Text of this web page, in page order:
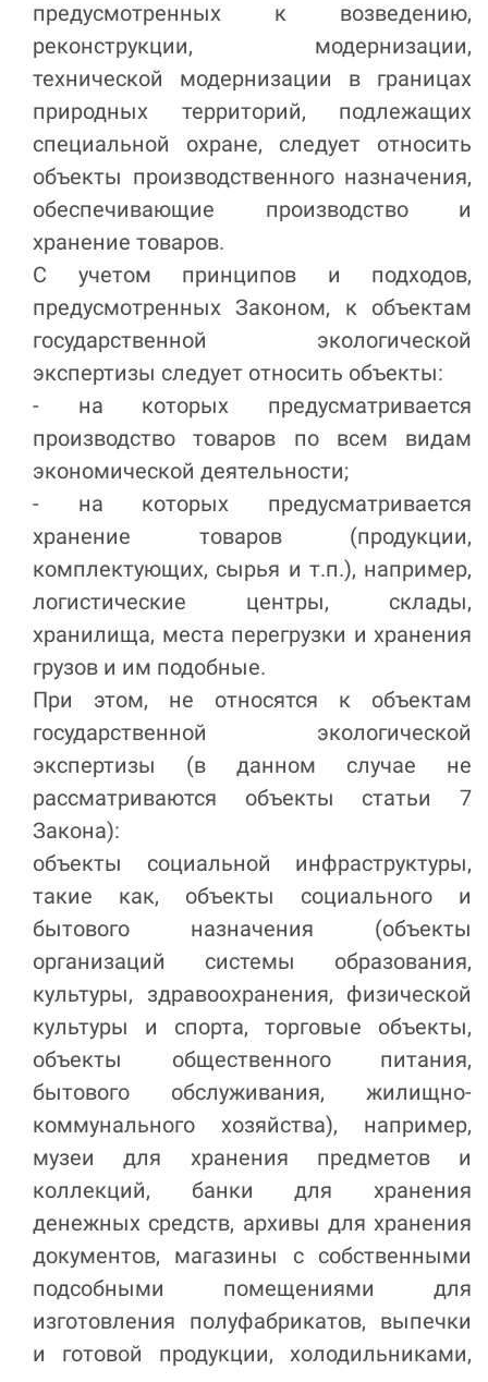
предусмотренных к возведению,
реконструкции, модернизации,
технической модернизации в границах
природных территорий, подлежащих
специальной охране, следует относить
объекты производственного назначения,
обеспечивающие производство и
хранение товаров.
С учетом принципов и подходов,
предусмотренных Законом, к объектам
государственной экологической
экспертизы следует относить объекты:
- на которых предусматривается
производство товаров по всем видам
экономической деятельности;
- на которых предусматривается
хранение товаров (продукции,
комплектующих, сырья и т.п.), например,
логистические центры, склады,
хранилища, места перегрузки и хранения
грузов и им подобные.
При этом, не относятся к объектам
государственной экологической
экспертизы (в данном случае не
рассматриваются объекты статьи 7
Закона):
объекты социальной инфраструктуры,
такие как, объекты социального и
бытового назначения (объекты
организаций системы образования,
культуры, здравоохранения, физической
культуры и спорта, торговые объекты,
объекты общественного питания,
бытового обслуживания, жилищно-
коммунального хозяйства), например,
музеи для хранения предметов и
коллекций, банки для хранения
денежных средств, архивы для хранения
документов, магазины с собственными
подсобными помещениями для
изготовления полуфабрикатов, выпечки
и готовой продукции, холодильниками,